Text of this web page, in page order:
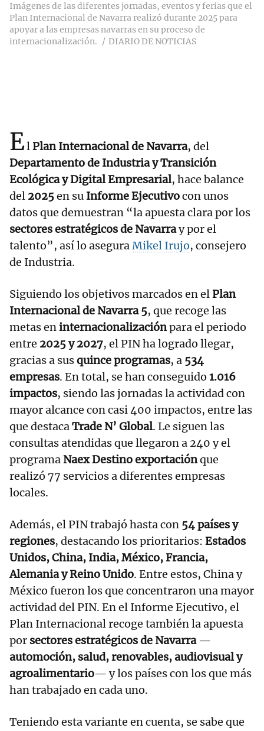
Imágenes de las diferentes jornadas, eventos y ferias que el
Plan Internacional de Navarra realizó durante 2025 para
apoyar a las empresas navarras en su proceso de
internacionalización.
DIARIO DE NOTICIAS
ElPlan Internacional de Navarra, del
Departamento de Industria y Transición
Ecológica y Digital Empresarial, hace balance
del 2025en su Informe Ejecutivocon unos
datos que demuestran “la apuesta clara por los
sectores estratégicos de Navarray por el
talento”, así lo aseguraMikel Irujo, consejero
de Industria.
Siguiendo los objetivos marcados en elPlan
Internacional de Navarra 5, que recoge las
metas eninternacionalizaciónpara el periodo
entre 2025 y 2027, el PIN ha logrado llegar,
gracias a susquince programas, a 534
empresas. En total, se han conseguido 1.016
impactos, siendo las jornadas la actividad con
mayor alcance con casi 400 impactos, entre las
que destacaTrade N’ Global. Le siguen las
consultas atendidas que llegaron a 240 y el
programa Naex Destino exportaciónque
realizó 77 servicios a diferentes empresas
locales.
Además, el PIN trabajó hasta con 54 países y
regiones, destacando los prioritarios: Estados
Unidos, China, India, México, Francia,
Alemania y Reino Unido. Entre estos, China y
México fueron los que concentraron una mayor
actividad del PIN. En el Informe Ejecutivo, el
Plan Internacional recoge también la apuesta
por sectores estratégicos de Navarra—
automoción, salud, renovables, audiovisual y
agroalimentario— y los países con los que más
han trabajado en cada uno.
Teniendo esta variante en cuenta, se sabe que